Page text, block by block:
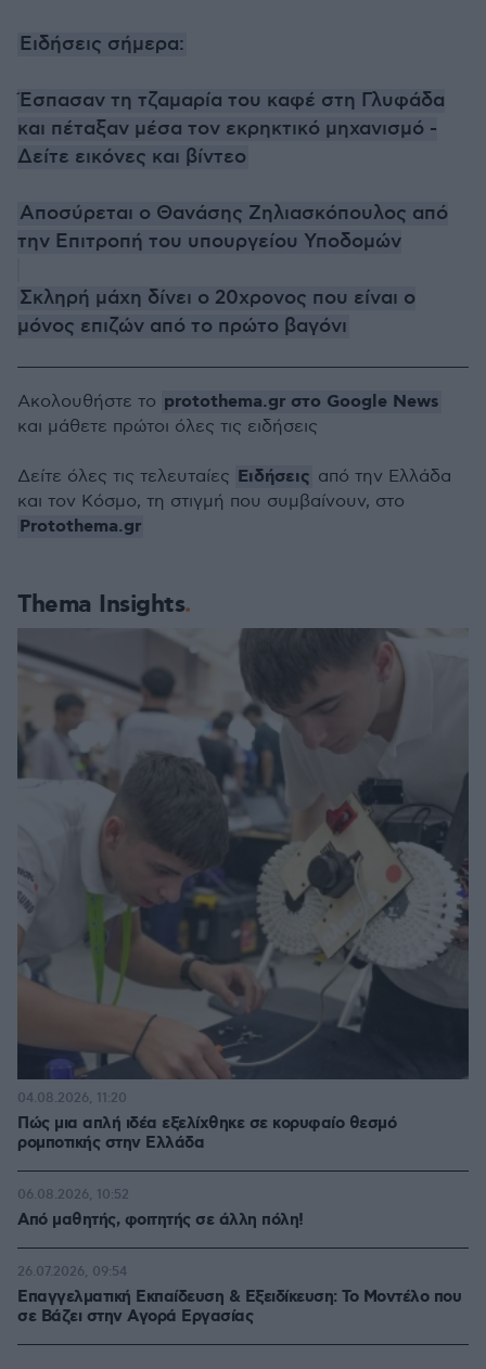
Ειδήσεις σήμερα:
Έσπασαν τη τζαμαρία του καφέ στη Γλυφάδα
και πέταξαν μέσα τον εκρηκτικό μηχανισμό -
Δείτε εικόνες και βίντεο
Αποσύρεται ο Θανάσης Ζηλιασκόπουλος από
την Επιτροπή του υπουργείου Υποδομών
Σκληρή μάχη δίνει ο 20χρονος που είναι ο
μόνος επιζών από το πρώτο βαγόνι
Thema Insights
Πώς μια απλή ιδέα εξελίχθηκε σε κορυφαίο θεσμό
ρομποτικής στην Ελλάδα
04.08.2026, 11:20
Από μαθητής, φοιτητής σε άλλη πόλη!
06.08.2026, 10:52
Επαγγελματική Εκπαίδευση & Εξειδίκευση: Το Mοντέλο που
σε Bάζει στην Aγορά Eργασίας
26.07.2026, 09:54
Ακολουθήστε το protothema.gr στο Google News
και μάθετε πρώτοι όλες τις ειδήσεις
Δείτε όλες τις τελευταίες Ειδήσεις από την Ελλάδα
και τον Κόσμο, τη στιγμή που συμβαίνουν, στο
Protothema.gr